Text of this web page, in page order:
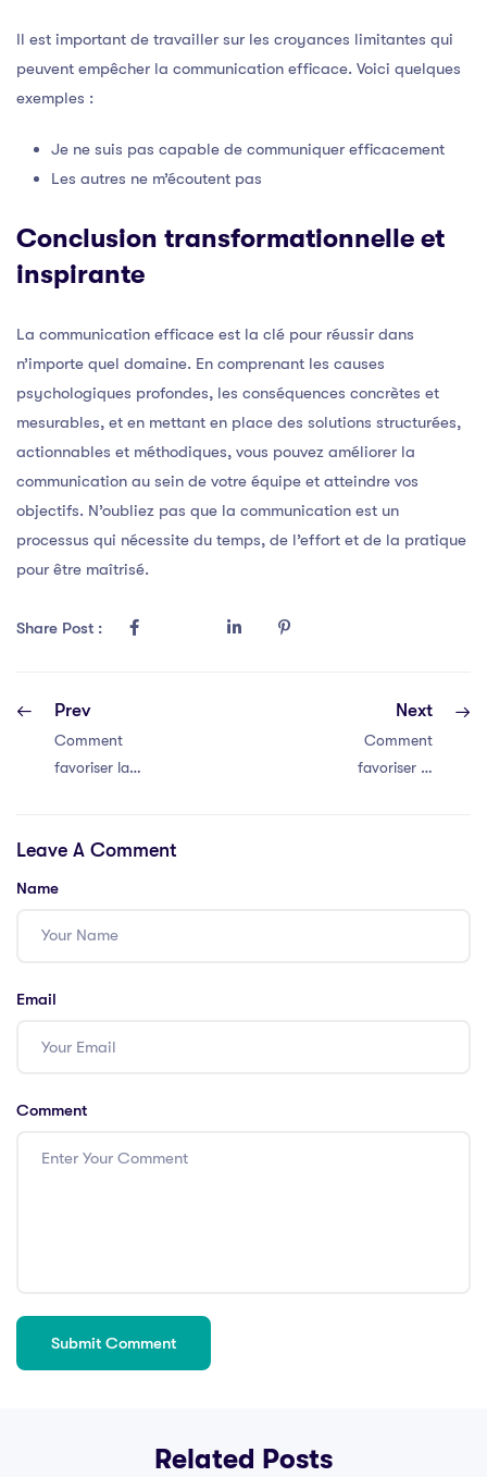
Il est important de travailler sur les croyances limitantes qui
peuvent empêcher la communication efficace. Voici quelques
exemples :
Je ne suis pas capable de communiquer efficacement
Les autres ne m’écoutent pas
Conclusion transformationnelle et
inspirante
La communication efficace est la clé pour réussir dans
n’importe quel domaine. En comprenant les causes
psychologiques profondes, les conséquences concrètes et
mesurables, et en mettant en place des solutions structurées,
actionnables et méthodiques, vous pouvez améliorer la
communication au sein de votre équipe et atteindre vos
objectifs. N’oubliez pas que la communication est un
processus qui nécessite du temps, de l’effort et de la pratique
pour être maîtrisé.
Share Post :
Prev
Comment
favoriser la
de votre équipe
Next
Comment
favoriser la
Leave A Comment
Name
Email
Comment
Related Posts